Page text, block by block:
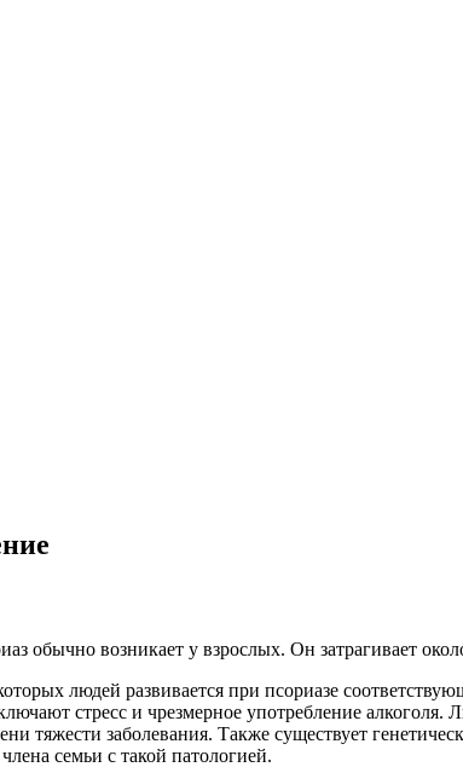
обычно возникает у взрослых. Он затрагивает
людей развивается при псориазе
стресс и чрезмерное употребление
тяжести заболевания. Также существует
семьи с такой патологией.